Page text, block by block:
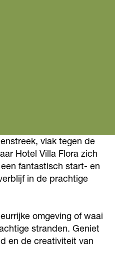
vlak tegen de
Hotel Villa Flora zich
fantastisch start- en
in de prachtige
omgeving of waai
stranden. Geniet
en de creativiteit van